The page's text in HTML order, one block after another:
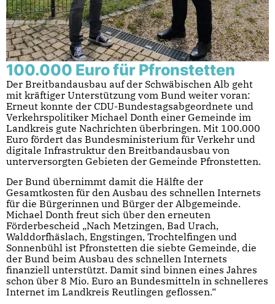
100.000 Euro für Pfronstetten
Der Breitbandausbau auf der Schwäbischen Alb geht
mit kräftiger Unterstützung vom Bund weiter voran:
Erneut konnte der CDU-Bundestagsabgeordnete und
Verkehrspolitiker Michael Donth einer Gemeinde im
Landkreis gute Nachrichten überbringen. Mit 100.000
Euro fördert das Bundesministerium für Verkehr und
digitale Infrastruktur den Breitbandausbau von
unterversorgten Gebieten der Gemeinde Pfronstetten.
Der Bund übernimmt damit die Hälfte der
Gesamtkosten für den Ausbau des schnellen Internets
für die Bürgerinnen und Bürger der Albgemeinde.
Michael Donth freut sich über den erneuten
Förderbescheid „Nach Metzingen, Bad Urach,
Walddorfhäslach, Engstingen, Trochtelfingen und
Sonnenbühl ist Pfronstetten die siebte Gemeinde, die
der Bund beim Ausbau des schnellen Internets
finanziell unterstützt. Damit sind binnen eines Jahres
schon über 8 Mio. Euro an Bundesmitteln in schnelleres
Internet im Landkreis Reutlingen geflossen.“